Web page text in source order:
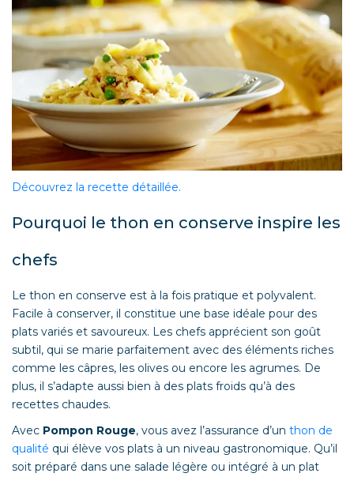
Découvrez la recette détaillée.
Pourquoi le thon en conserve inspire les
chefs
Le thon en conserve est à la fois pratique et polyvalent.
Facile à conserver, il constitue une base idéale pour des
plats variés et savoureux. Les chefs apprécient son goût
subtil, qui se marie parfaitement avec des éléments riches
comme les câpres, les olives ou encore les agrumes. De
plus, il s’adapte aussi bien à des plats froids qu’à des
recettes chaudes.
Avec Pompon Rouge, vous avez l’assurance d’un thon de
qualité qui élève vos plats à un niveau gastronomique. Qu’il
soit préparé dans une salade légère ou intégré à un plat